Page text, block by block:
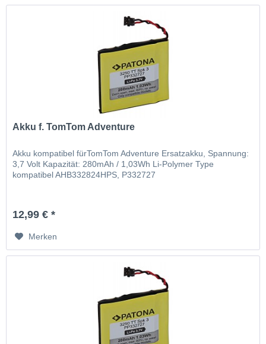
Akku f. TomTom Adventure
Akku kompatibel fürTomTom Adventure Ersatzakku, Spannung:
3,7 Volt Kapazität: 280mAh / 1,03Wh Li-Polymer Type
kompatibel AHB332824HPS, P332727
12,99 € *
Merken